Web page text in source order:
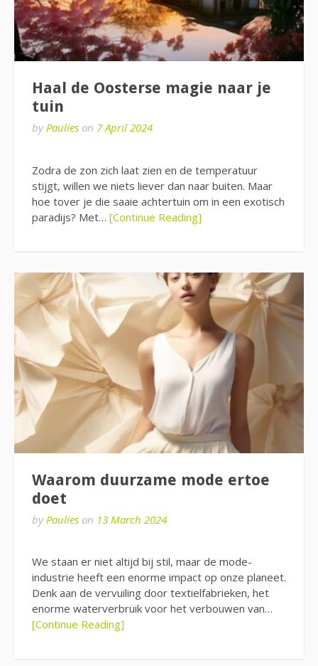
Haal de Oosterse magie naar je
tuin
byPaulies on 7 April 2024
Zodra de zon zich laat zien en de temperatuur
stijgt, willen we niets liever dan naar buiten. Maar
hoe tover je die saaie achtertuin om in een exotisch
paradijs? Met… [Continue Reading]
Waarom duurzame mode ertoe
doet
by Paulies on 13 March 2024
We staan er niet altijd bij stil, maar de mode-
industrie heeft een enorme impact op onze planeet.
Denk aan de vervuiling door textielfabrieken, het
enorme waterverbruik voor het verbouwen van…
[Continue Reading]